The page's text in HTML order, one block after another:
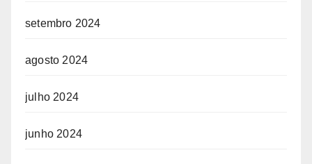
setembro 2024
agosto 2024
julho 2024
junho 2024